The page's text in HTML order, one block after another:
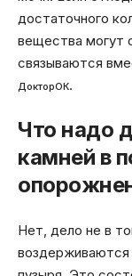
достаточного
вещества могут
связываются
ДокторОК.
Что надо
камней в
Нет, дело не в
воздерживаются